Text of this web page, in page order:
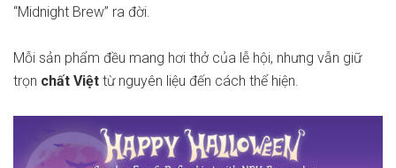
“Midnight Brew” ra đời.
Mỗi sản phẩm đều mang hơi thở của lễ hội, nhưng vẫn giữ
trọn chất Việt từ nguyên liệu đến cách thể hiện.